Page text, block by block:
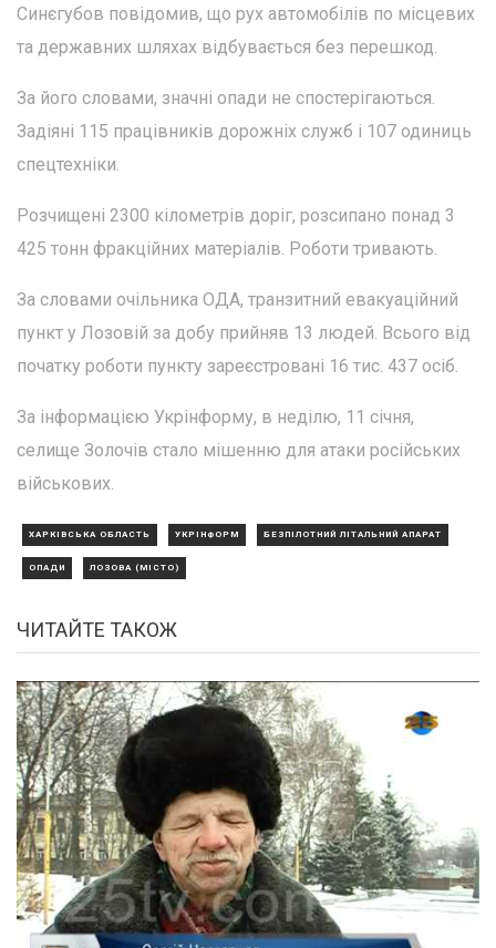
Синєгубов повідомив, що рух автомобілів по місцевих
та державних шляхах відбувається без перешкод.
За його словами, значні опади не спостерігаються.
Задіяні 115 працівників дорожніх служб і 107 одиниць
спецтехніки.
Розчищені 2300 кілометрів доріг, розсипано понад 3
425 тонн фракційних матеріалів. Роботи тривають.
За словами очільника ОДА, транзитний евакуаційний
пункт у Лозовій за добу прийняв 13 людей. Всього від
початку роботи пункту зареєстровані 16 тис. 437 осіб.
За інформацією Укрінформу, в неділю, 11 січня,
селище Золочів стало мішенню для атаки російських
військових.
ХАРКІВСЬКА ОБЛАСТЬ УКРІНФОРМ БЕЗПІЛОТНИЙ ЛІТАЛЬНИЙ АПАРАТ
ОПАДИ ЛОЗОВА (МІСТО)
ЧИТАЙТЕ ТАКОЖ